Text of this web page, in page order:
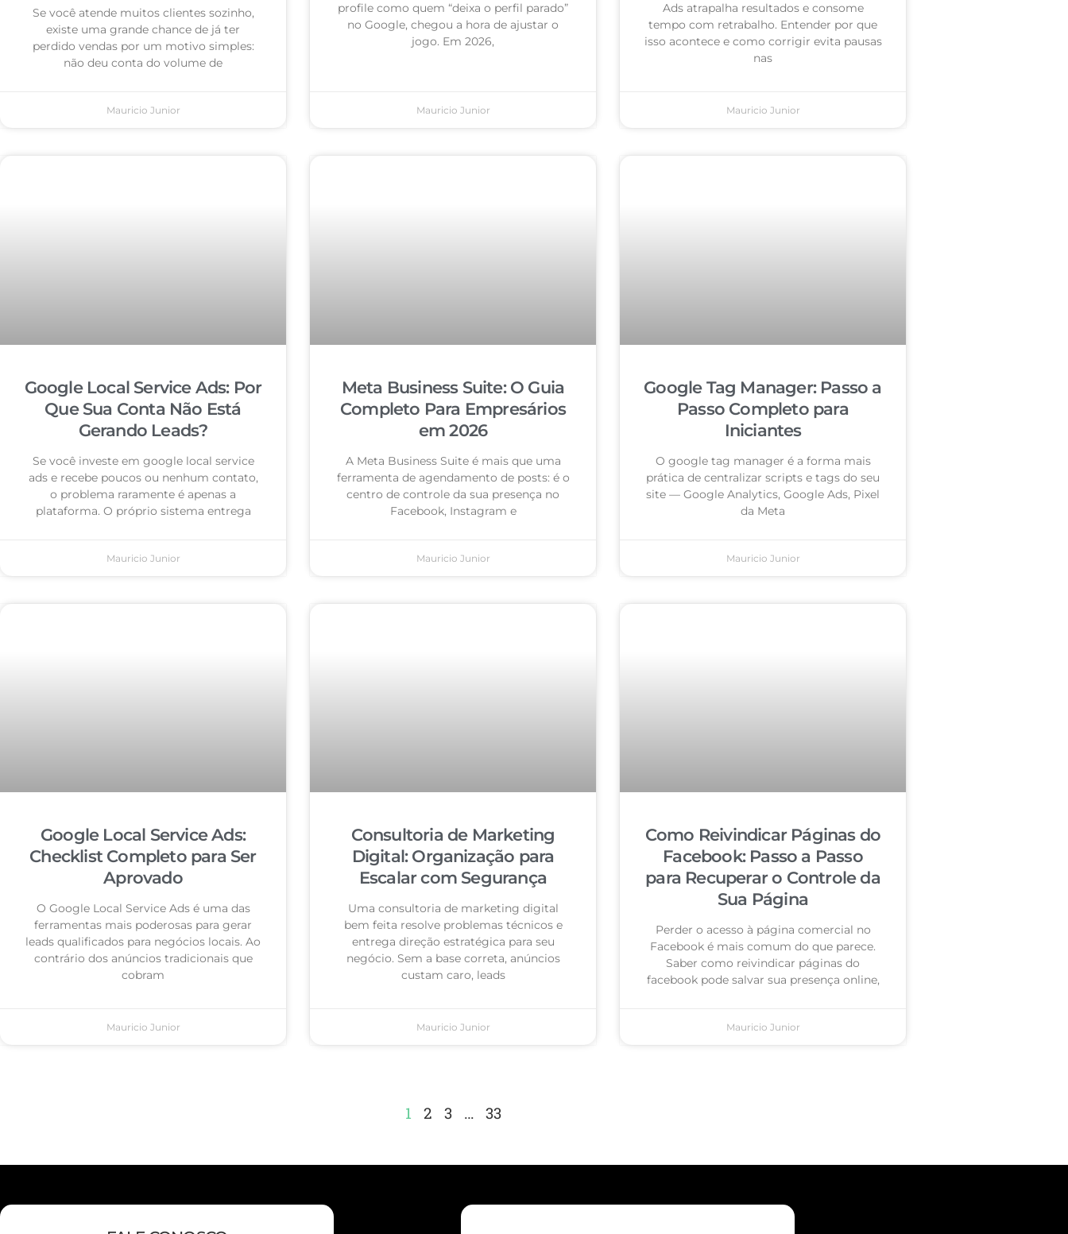
Se você atende muitos clientes sozinho,
existe uma grande chance de já ter
perdido vendas por um motivo simples:
não deu conta do volume de
Mauricio Junior
profile como quem “deixa o perfil parado”
no Google, chegou a hora de ajustar o
jogo. Em 2026,
Mauricio Junior
Ads atrapalha resultados e consome
tempo com retrabalho. Entender por que
isso acontece e como corrigir evita pausas
nas
Mauricio Junior
Google Local Service Ads: Por
Que Sua Conta Não Está
Gerando Leads?
Se você investe em google local service
ads e recebe poucos ou nenhum contato,
o problema raramente é apenas a
plataforma. O próprio sistema entrega
Mauricio Junior
Meta Business Suite: O Guia
Completo Para Empresários
em 2026
A Meta Business Suite é mais que uma
ferramenta de agendamento de posts: é o
centro de controle da sua presença no
Facebook, Instagram e
Mauricio Junior
Google Tag Manager: Passo a
Passo Completo para
Iniciantes
O google tag manager é a forma mais
prática de centralizar scripts e tags do seu
site — Google Analytics, Google Ads, Pixel
da Meta
Mauricio Junior
Google Local Service Ads:
Checklist Completo para Ser
Aprovado
O Google Local Service Ads é uma das
ferramentas mais poderosas para gerar
leads qualificados para negócios locais. Ao
contrário dos anúncios tradicionais que
cobram
Mauricio Junior
Consultoria de Marketing
Digital: Organização para
Escalar com Segurança
Uma consultoria de marketing digital
bem feita resolve problemas técnicos e
entrega direção estratégica para seu
negócio. Sem a base correta, anúncios
custam caro, leads
Mauricio Junior
Como Reivindicar Páginas do
Facebook: Passo a Passo
para Recuperar o Controle da
Sua Página
Perder o acesso à página comercial no
Facebook é mais comum do que parece.
Saber como reivindicar páginas do
facebook pode salvar sua presença online,
Mauricio Junior
1 2 3 … 33